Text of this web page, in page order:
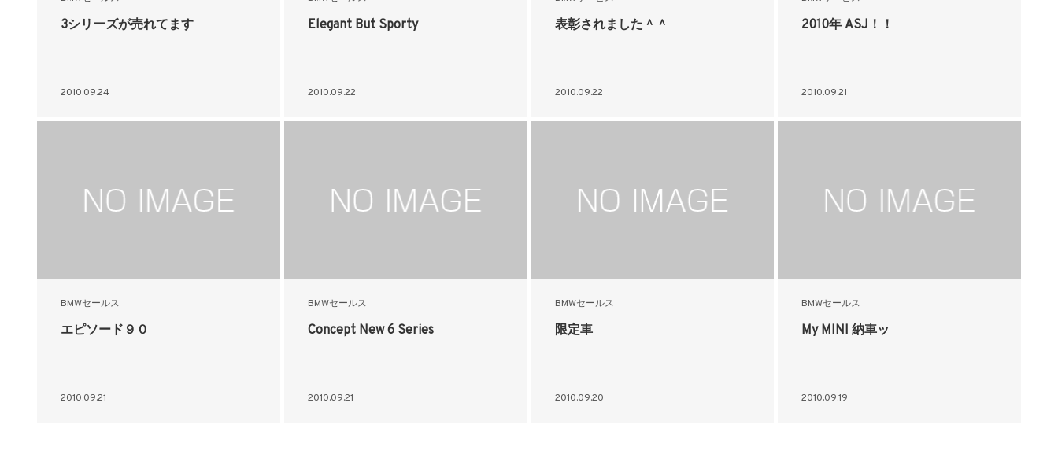
3シリーズが売れてます
2010.09.24
Elegant But Sporty
2010.09.22
表彰されました＾＾
2010.09.22
2010年 ASJ！！
2010.09.21
BMWセールス
エピソード９０
2010.09.21
BMWセールス
Concept New 6 Series
2010.09.21
BMWセールス
限定車
2010.09.20
BMWセールス
My MINI 納車ッ
2010.09.19